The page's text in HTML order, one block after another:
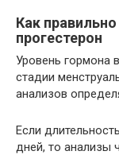
Как
прогестерон
Уровень гормона
стадии
анализов
Если
дней, то анализы